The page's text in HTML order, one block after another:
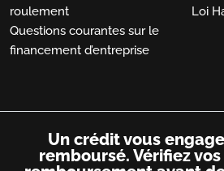
roulement
Questions courantes sur le
financement d’entreprise
Loi
Un crédit vous
remboursé. Vérifiez